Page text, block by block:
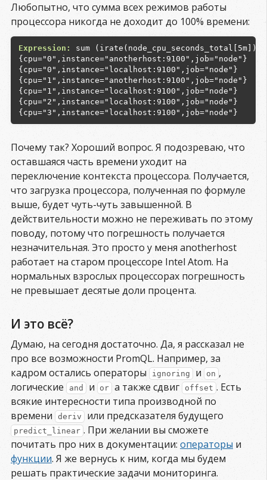
Любопытно, что сумма всех режимов работы
процессора никогда не доходит до 100% времени:
Expression:
sum (irate(node_cpu_seconds_total[5m]))
{cpu="0",instance="anotherhost:9100",job="node"}
{cpu="0",instance="localhost:9100",job="node"}
{cpu="1",instance="anotherhost:9100",job="node"}
{cpu="1",instance="localhost:9100",job="node"}
{cpu="2",instance="localhost:9100",job="node"}
Почему так? Хороший вопрос. Я подозреваю, что
оставшаяся часть времени уходит на
переключение контекста процессора. Получается,
что загрузка процессора, полученная по формуле
выше, будет чуть-чуть завышенной. В
действительности можно не переживать по этому
поводу, потому что погрешность получается
незначительная. Это просто у меня anotherhost
работает на старом процессоре Intel Atom. На
нормальных взрослых процессорах погрешность
не превышает десятые доли процента.
И это всё?
Думаю, на сегодня достаточно. Да, я рассказал не
про все возможности PromQL. Например, за
кадром остались операторы
ignoring и on ,
логические
and и or а также сдвиг offset . Есть
всякие интересности типа производной по
времени deriv или предсказателя будущего
predict_linear . При желании вы сможете
почитать про них в документации: операторы и
функции. Я же вернусь к ним, когда мы будем
решать практические задачи мониторинга.